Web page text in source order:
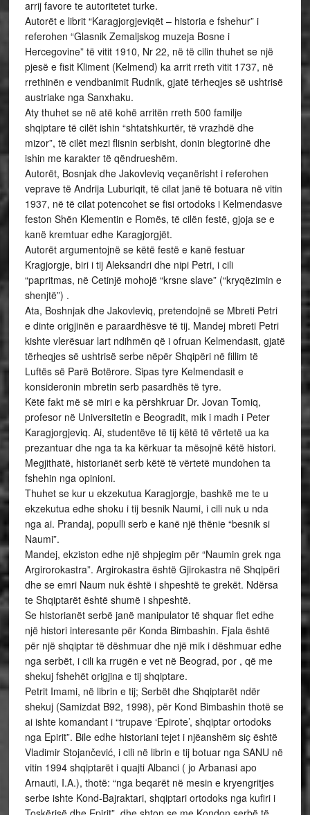
arrij favore te autoritetet turke.
Autorët e librit “Karagjorgjeviqët – historia e fshehur” i
referohen “Glasnik Zemaljskog muzeja Bosne i
Hercegovine” të vitit 1910, Nr 22, në të cilin thuhet se një
pjesë e fisit Kliment (Kelmend) ka arrit rreth vitit 1737, në
rrethinën e vendbanimit Rudnik, gjatë tërheqjes së ushtrisë
austriake nga Sanxhaku.
Aty thuhet se në atë kohë arritën rreth 500 familje
shqiptare të cilët ishin “shtatshkurtër, të vrazhdë dhe
mizor”, të cilët mezi flisnin serbisht, donin blegtorinë dhe
ishin me karakter të qëndrueshëm.
Autorët, Bosnjak dhe Jakovleviq veçanërisht i referohen
veprave të Andrija Luburiqit, të cilat janë të botuara në vitin
1937, në të cilat potencohet se fisi ortodoks i Kelmendasve
feston Shën Klementin e Romës, të cilën festë, gjoja se e
kanë kremtuar edhe Karagjorgjët.
Autorët argumentojnë se këtë festë e kanë festuar
Kragjorgje, biri i tij Aleksandri dhe nipi Petri, i cili
“papritmas, në Cetinjë mohojë “krsne slave” (“kryqëzimin e
shenjtë”) .
Ata, Boshnjak dhe Jakovleviq, pretendojnë se Mbreti Petri
e dinte origjinën e paraardhësve të tij. Mandej mbreti Petri
kishte vlerësuar lart ndihmën që i ofruan Kelmendasit, gjatë
tërheqjes së ushtrisë serbe nëpër Shqipëri në fillim të
Luftës së Parë Botërore. Sipas tyre Kelmendasit e
konsideronin mbretin serb pasardhës të tyre.
Këtë fakt më së miri e ka përshkruar Dr. Jovan Tomiq,
profesor në Universitetin e Beogradit, mik i madh i Peter
Karagjorgjeviq. Ai, studentëve të tij këtë të vërtetë ua ka
prezantuar dhe nga ta ka kërkuar ta mësojnë këtë histori.
Megjithatë, historianët serb këtë të vërtetë mundohen ta
fshehin nga opinioni.
Thuhet se kur u ekzekutua Karagjorgje, bashkë me te u
ekzekutua edhe shoku i tij besnik Naumi, i cili nuk u nda
nga ai. Prandaj, populli serb e kanë një thënie “besnik si
Naumi”.
Mandej, ekziston edhe një shpjegim për “Naumin grek nga
Argirorokastra”. Argirokastra është Gjirokastra në Shqipëri
dhe se emri Naum nuk është i shpeshtë te grekët. Ndërsa
te Shqiptarët është shumë i shpeshtë.
Se historianët serbë janë manipulator të shquar flet edhe
një histori interesante për Konda Bimbashin. Fjala është
për një shqiptar të dëshmuar dhe një mik i dëshmuar edhe
nga serbët, i cili ka rrugën e vet në Beograd, por , që me
shekuj fshehët origjina e tij shqiptare.
Petrit Imami, në librin e tij; Serbët dhe Shqiptarët ndër
shekuj (Samizdat B92, 1998), për Kond Bimbashin thotë se
ai ishte komandant i “trupave ‘Epirote’, shqiptar ortodoks
nga Epirit”. Bile edhe historiani tejet i njëanshëm siç është
Vladimir Stojančević, i cili në librin e tij botuar nga SANU në
vitin 1994 shqiptarët i quajti Albanci ( jo Arbanasi apo
Arnauti, I.A.), thotë: “nga beqarët në mesin e kryengritjes
serbe ishte Kond-Bajraktari, shqiptari ortodoks nga kufiri i